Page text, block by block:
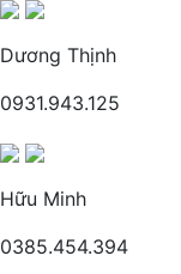
Dương Thịnh
0931.943.125
Hữu Minh
0385.454.394